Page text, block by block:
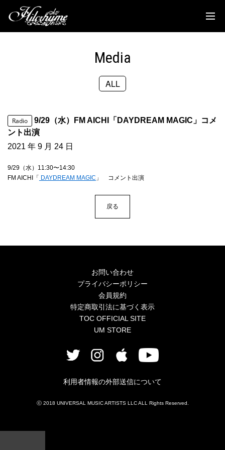
Discography
Biography
Fanclub
TOC'S Place
Contact us
Sign In
Media
ALL
Radio
9/29（水）FM AICHI「DAYDREAM MAGIC」コメ
ント出演
2021 年 9 月 24 日
9/29（水）11:30〜14:30
FM AICHI「 DAYDREAM MAGIC 」 コメント出演
戻る
お問い合わせ
プライバシーポリシー
会員規約
特定商取引法に基づく表示
TOC OFFICIAL SITE
UM STORE
利用者情報の外部送信について
ⓒ 2018 UNIVERSAL MUSIC ARTISTS LLC ALL Rights Reserved.